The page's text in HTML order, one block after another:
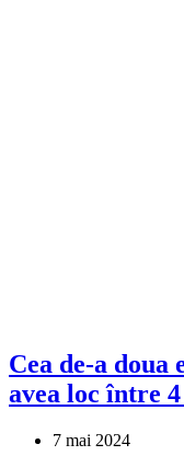
Cea de-a
avea loc între
7 mai 2024